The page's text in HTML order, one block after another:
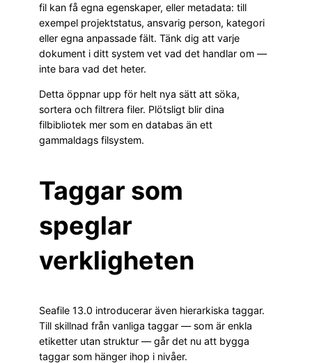
fil kan få egna egenskaper, eller metadata: till
exempel projektstatus, ansvarig person, kategori
eller egna anpassade fält. Tänk dig att varje
dokument i ditt system vet vad det handlar om —
inte bara vad det heter.
Detta öppnar upp för helt nya sätt att söka,
sortera och filtrera filer. Plötsligt blir dina
filbibliotek mer som en databas än ett
gammaldags filsystem.
Taggar som
speglar
verkligheten
Seafile 13.0 introducerar även hierarkiska taggar.
Till skillnad från vanliga taggar — som är enkla
etiketter utan struktur — går det nu att bygga
taggar som hänger ihop i nivåer.